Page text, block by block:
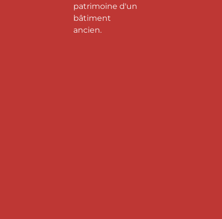
patrimoine d'un
bâtiment
ancien.